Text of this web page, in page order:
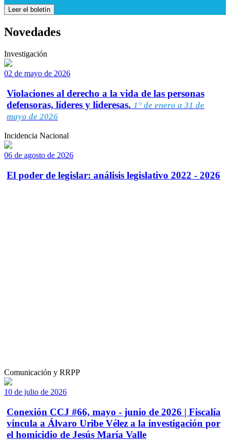
Leer el boletín
Novedades
Investigación
02 de mayo de 2026
Violaciones al derecho a la vida de las personas
defensoras, líderes y lideresas. 1° de enero a 31 de
mayo de 2026
Incidencia Nacional
06 de agosto de 2026
El poder de legislar: análisis legislativo 2022 - 2026
Comunicación y RRPP
10 de julio de 2026
Conexión CCJ #66, mayo - junio de 2026 | Fiscalía
vincula a Álvaro Uribe Vélez a la investigación por
el homicidio de Jesús María Valle